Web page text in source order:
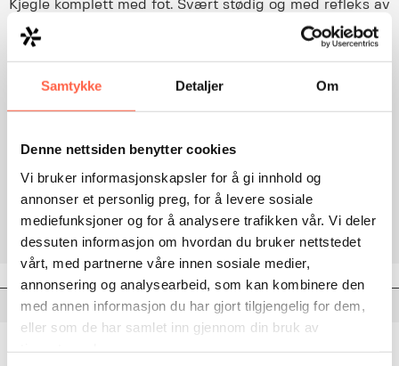
Samtykke Detaljer Om
Denne nettsiden benytter cookies
Vi bruker informasjonskapsler for å gi innhold og
annonser et personlig preg, for å levere sosiale
mediefunksjoner og for å analysere trafikken vår. Vi deler
dessuten informasjon om hvordan du bruker nettstedet
vårt, med partnerne våre innen sosiale medier,
annonsering og analysearbeid, som kan kombinere den
med annen informasjon du har gjort tilgjengelig for dem,
eller som de har samlet inn gjennom din bruk av
Kjegle komplett med fot. Svært stødig og med refleks av
folieklasse 3. Tilfredsstiller krav iht. Håndbok R310
Trafikksikkerhetsutstyr.
Les detaljert produktbeskrivelse
Legg til i forespørsel
Category: Varslingsutstyr
Description